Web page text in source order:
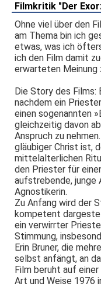
Filmkritik "Der
Ohne viel über den
am Thema bin ich
etwas, was ich
ich den Film damit
erwarteten Meinung
Die Story des Films:
nachdem ein
einen sogenannten
gleichzeitig davon
Anspruch zu
gläubiger Christ ist,
mittelalterlichen
den Priester für
aufstrebende, junge
Agnostikerin.
Zu Anfang wird der
kompetent
ein verwirrter
Stimmung,
Erin Bruner, die
selbst anfängt, an
Film beruht auf
Art und Weise 1976